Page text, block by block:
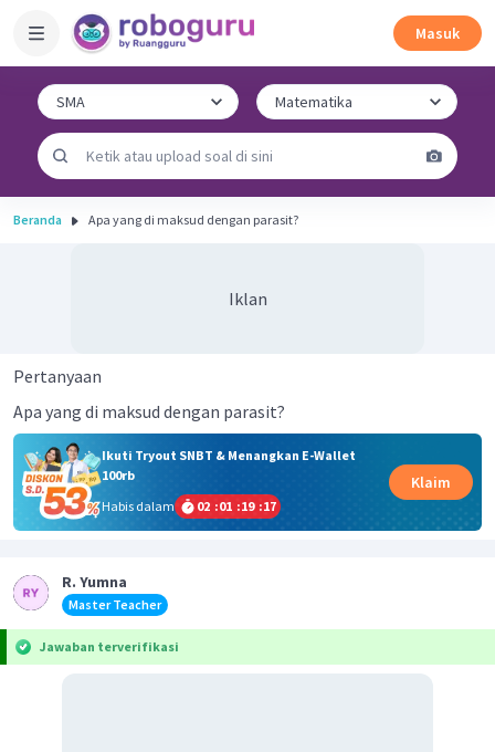
Masuk
Beranda Apa yang di maksud dengan parasit?
Iklan
Pertanyaan
Apa yang di maksud dengan parasit?
Ikuti Tryout SNBT & Menangkan E-Wallet
100rb
Habis dalam
02 :01 :19 :16
Klaim
R. Yumna
Master Teacher
Jawaban terverifikasi